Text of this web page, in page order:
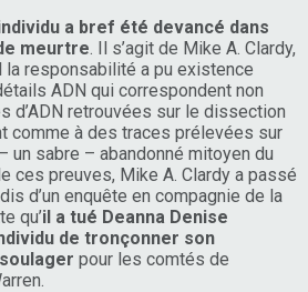
a bref été devancé dans
meurtre. Il s’agit de Mike A. Clardy,
la responsabilité a pu existence
ADN qui correspondent non
d’ADN retrouvées sur le dissection
comme à des traces prélevées sur
un sabre – abandonné mitoyen du
ces preuves, Mike A. Clardy a passé
d’un enquête en compagnie de la
qu’il a tué Deanna Denise
de tronçonner son
pour les comtés de